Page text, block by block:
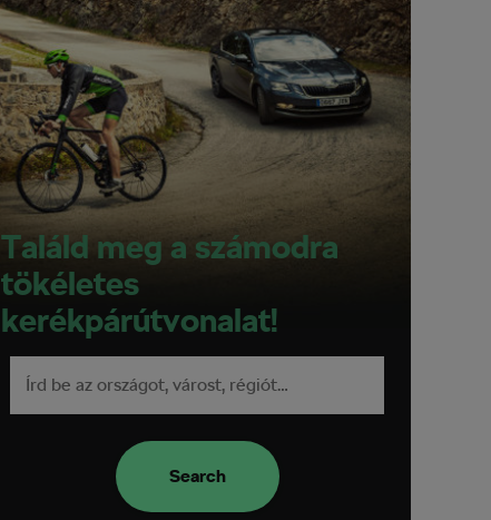
Találd meg a számodra
tökéletes
kerékpárútvonalat!
Search